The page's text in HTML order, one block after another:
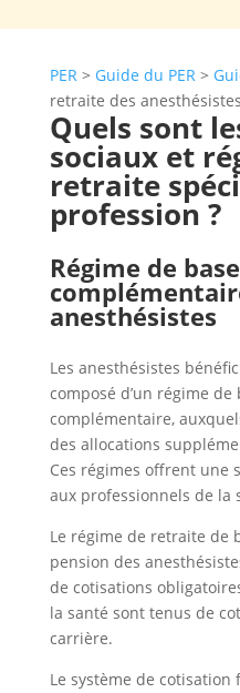
PER > Guide du PER >
retraite des anesthésistes
Quels sont
sociaux et
retraite
profession ?
Régime de
anesthésistes
Les anesthésistes
composé d’un régime de
complémentaire,
des allocations
Ces régimes offrent une
aux professionnels de la
Le régime de retraite de
pension des
de cotisations
la santé sont tenus de
carrière.
Le système de